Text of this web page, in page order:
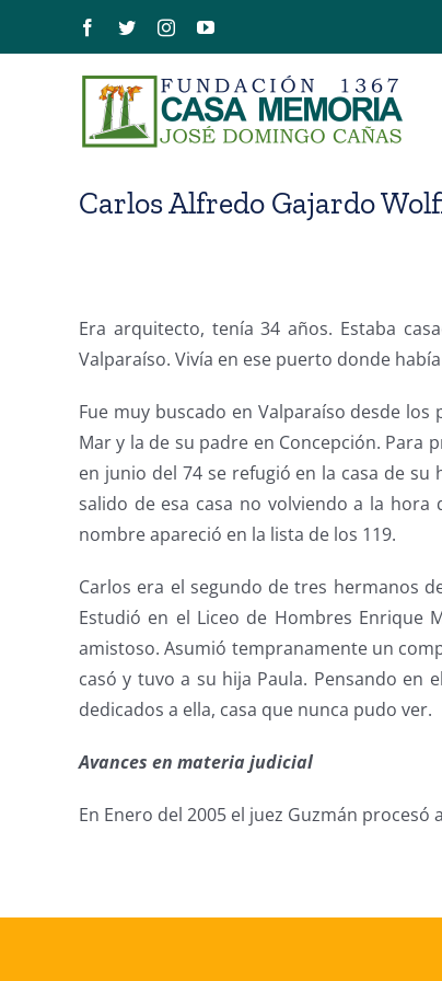
contenido
Facebook
TwitterInstagramYouTube
Carlos Alfredo Gajardo
Era arquitecto, tenía 34 años. Estaba
Valparaíso. Vivía en ese puerto donde
Fue muy buscado en Valparaíso desde
Mar y la de su padre en Concepción. Para
en junio del 74 se refugió en la casa de
salido de esa casa no volviendo a la
nombre apareció en la lista de los 119.
Carlos era el segundo de tres hermanos
Estudió en el Liceo de Hombres Enrique
amistoso. Asumió tempranamente un
casó y tuvo a su hija Paula. Pensando en
dedicados a ella, casa que nunca pudo ver.
Avances en materia judicial
En Enero del 2005 el juez Guzmán